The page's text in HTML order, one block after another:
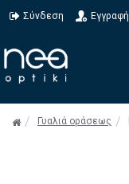
Σύνδεση Εγγραφή
Γυαλιά οράσεως